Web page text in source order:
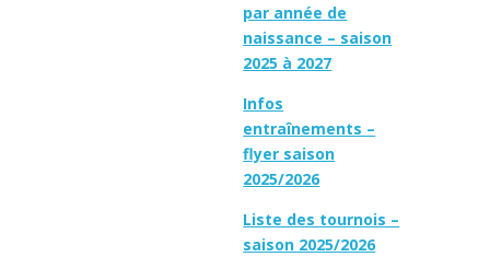
par année de
naissance – saison
2025 à 2027
Infos
entraînements –
flyer saison
2025/2026
Liste des tournois –
saison 2025/2026